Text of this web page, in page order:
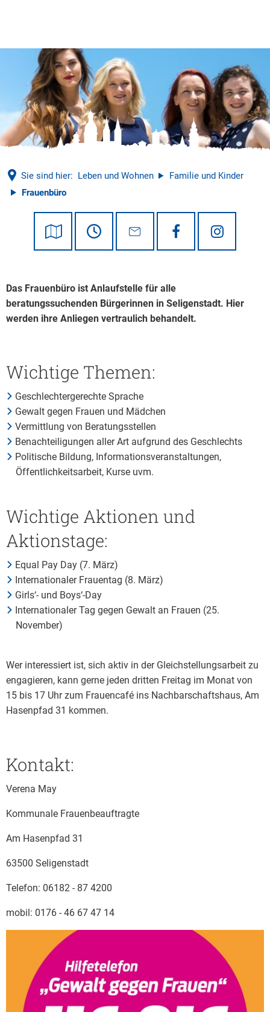
Sie sind hier: Leben und Wohnen
Familie und Kinder
Frauenbüro
Frauenbüro
Das Frauenbüro ist Anlaufstelle für alle
beratungssuchenden Bürgerinnen in Seligenstadt. Hier
werden ihre Anliegen vertraulich behandelt.
Wichtige Themen:
Geschlechtergerechte Sprache
Gewalt gegen Frauen und Mädchen
Vermittlung von Beratungsstellen
Benachteiligungen aller Art aufgrund des Geschlechts
Politische Bildung, Informationsveranstaltungen,
Öffentlichkeitsarbeit, Kurse uvm.
Wichtige Aktionen und
Aktionstage:
Equal Pay Day (7. März)
Internationaler Frauentag (8. März)
Girls‘- und Boys‘-Day
Internationaler Tag gegen Gewalt an Frauen (25.
November)
Wer interessiert ist, sich aktiv in der Gleichstellungsarbeit zu
engagieren, kann gerne jeden dritten Freitag im Monat von
15 bis 17 Uhr zum Frauencafé ins Nachbarschaftshaus, Am
Hasenpfad 31 kommen.
Kontakt:
Verena May
Kommunale Frauenbeauftragte
Am Hasenpfad 31
63500 Seligenstadt
Telefon: 06182 - 87 4200
mobil: 0176 - 46 67 47 14